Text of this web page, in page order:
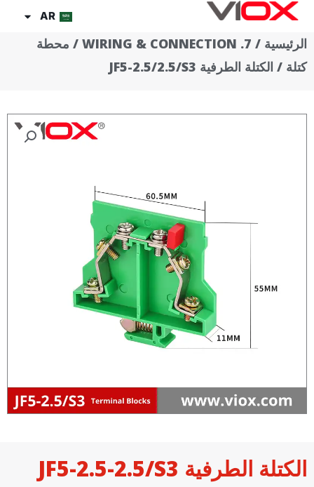
تخطي
المحتوى
AR
الرئيسية /
7. WIRING & CONNECTION
/ محطة
كتلة / الكتلة الطرفية JF5-2.5/2.5/S3
الكتلة الطرفية JF5-2.5-2.5/S3